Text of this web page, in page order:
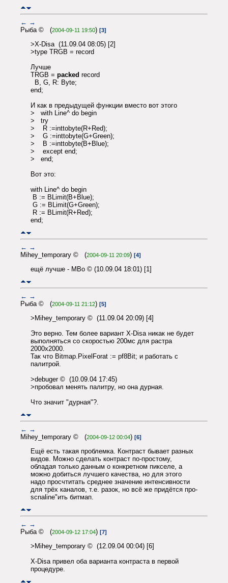
← →
Рыба © (2004-09-11 19:50) [3]
>X-Disa (11.09.04 08:05) [2]
>type TRGB = record
Лучше
TRGB = packed record
B, G, R: Byte;
end;
И как в предыдущей функции вместо вот этого
> with Line^ do begin
> try
> R :=inttobyte(R+Red);
> G :=inttobyte(G+Green);
> B :=inttobyte(B+Blue);
> except end;
> end;
Вот это:
with Line^ do begin
B := BLimit(B+Blue);
G := BLimit(G+Green);
R := BLimit(R+Red);
end;
← →
Mihey_temporary © (2004-09-11 20:09) [4]
ещё лучше - MBo © (10.09.04 18:01) [1]
← →
Рыба © (2004-09-11 21:12) [5]
>Mihey_temporary © (11.09.04 20:09) [4]
Это верно. Тем более вариант X-Disa никак не будет
выполняться со скоростью 200мс для растра
2000х2000.
Так что Bitmap.PixelForat := pf8Bit; и работать с
палитрой.
>debuger © (10.09.04 17:45)
>пробовал менять палитру, но она дурная.
Что значит "дурная"?.
← →
Mihey_temporary © (2004-09-12 00:04) [6]
Ещё есть такая проблемка. Контраст бывает разных
видов. Можно сделать контраст по-простому,
обладая только данным о конкретном пикселе, а
можно добиться лучшего качества, но для этого
надо просчтитать среднее значение интенсивности
для трёх каналов, т.е. разок, но всё же придётся про-
scnaline"ить битмап.
← →
Рыба © (2004-09-12 17:04) [7]
>Mihey_temporary © (12.09.04 00:04) [6]
X-Disa привел оба варианта контраста в первой
процедуре.